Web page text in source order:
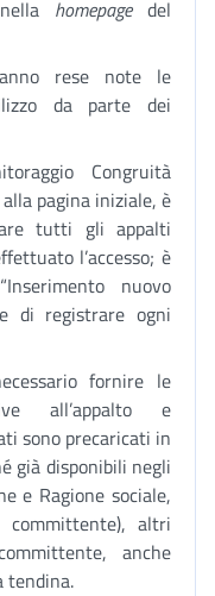
homepagedel
rese note le
da parte dei
Congruità
pagina iniziale, è
tutti gli appalti
l’accesso; è
nuovo
di registrare ogni
fornire le
all’appalto e
sono precaricati in
già disponibili negli
e Ragione sociale,
committente), altri
anche
tendina.